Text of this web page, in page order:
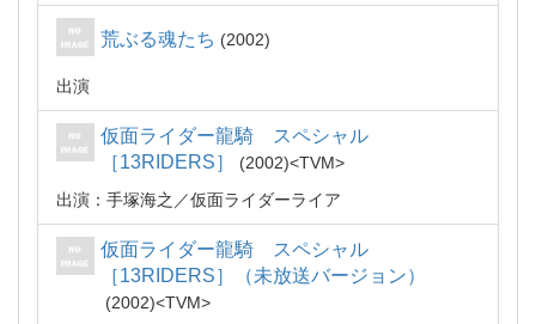
荒ぶる魂たち 2002
出演
仮面ライダー龍騎 スペシャル
［13RIDERS］
2002
TVM
出演：手塚海之／仮面ライダーライア
仮面ライダー龍騎 スペシャル
［13RIDERS］（未放送バージョン）
2002
TVM